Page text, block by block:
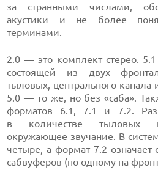
за странными числами,
акустики и не более
терминами.
2.0 — это комплект стерео.
состоящей из двух
тыловых, центрального канала
5.0 — то же, но без «саба».
форматов 6.1, 7.1 и 7.2.
в количестве тыловых
окружающее звучание. В
четыре, а формат 7.2 означает
сабвуферов (по одному на